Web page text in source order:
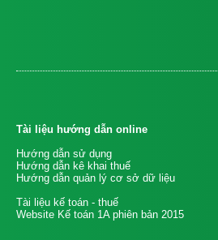
Tài liệu hướng dẫn online
Hướng dẫn sử dụng
Hướng dẫn kê khai thuế
Hướng dẫn quản lý cơ sở dữ liệu
Tài liệu kế toán - thuế
Website Kế toán 1A phiên bản 2015